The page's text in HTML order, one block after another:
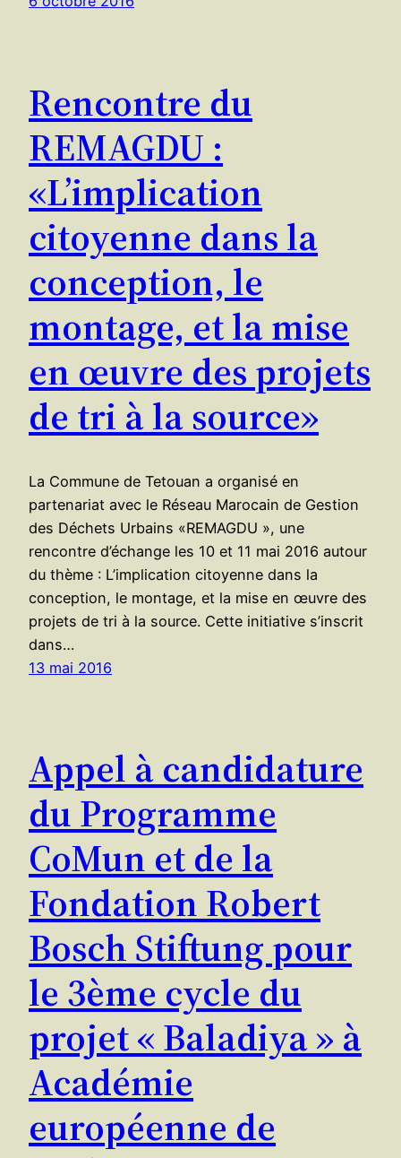
Rencontre du
REMAGDU :
«L’implication
citoyenne dans la
conception, le
montage, et la mise
en œuvre des projets
de tri à la source»
La Commune de Tetouan a organisé en
partenariat avec le Réseau Marocain de Gestion
des Déchets Urbains «REMAGDU », une
rencontre d’échange les 10 et 11 mai 2016 autour
du thème : L’implication citoyenne dans la
conception, le montage, et la mise en œuvre des
projets de tri à la source. Cette initiative s’inscrit
dans…
13 mai 2016
Appel à candidature
du Programme
CoMun et de la
Fondation Robert
Bosch Stiftung pour
le 3ème cycle du
projet « Baladiya » à
Académie
européenne de